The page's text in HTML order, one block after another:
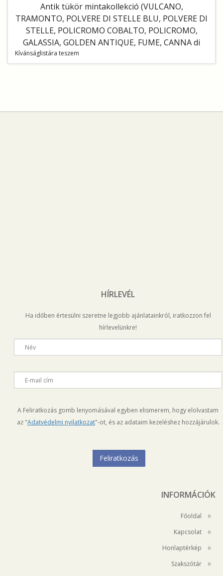
Antik tükör mintakollekció (VULCANO,
TRAMONTO, POLVERE DI STELLE BLU, POLVERE DI
STELLE, POLICROMO COBALTO, POLICROMO,
GALASSIA, GOLDEN ANTIQUE, FUME, CANNA di
FUCILE, BLACK MIRROR, ARCOBALENO)
Kívánságlistára teszem
HÍRLEVÉL
Ha időben értesülni szeretne legjobb ajánlatainkról, iratkozzon fel
hírlevelünkre!
Név
E-mail cím
A Feliratkozás gomb lenyomásával egyben elismerem, hogy elolvastam
az "Adatvédelmi nyilatkozat"-ot, és az adataim kezeléshez hozzájárulok.
INFORMÁCIÓK
Főoldal
Kapcsolat
Honlaptérkép
Szakszótár